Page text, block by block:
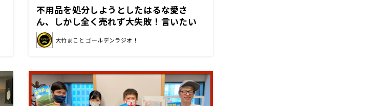
不用品を処分しようとしたはるな愛さ
ん、しかし全く売れず大失敗！言いたい
放題では涙ぐむシーンも！？
大竹まこと ゴールデンラジオ！